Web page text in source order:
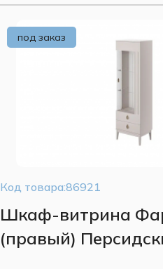
под заказ
Код товара:86921
Шкаф-витрина
(правый)